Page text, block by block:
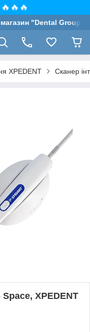
🔥🔥🔥
"Dental Group"
XPEDENT Сканер
XPEDENT